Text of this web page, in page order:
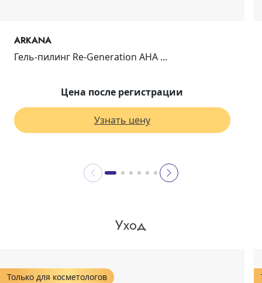
ARKANA
Гель-пилинг Re-Generation AHA ...
Цена после регистрации
Узнать цену
Уход
Только для косметологов